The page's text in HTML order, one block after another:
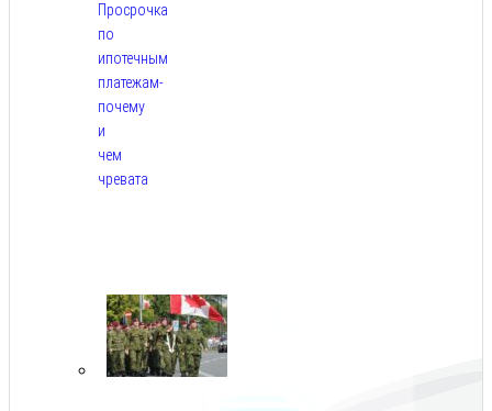
Просрочка
по
ипотечным
платежам-
почему
и
чем
чревата